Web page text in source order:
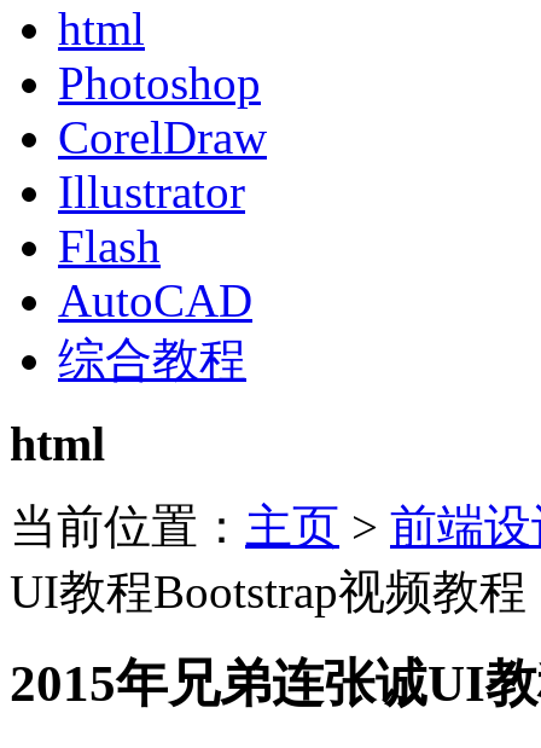
html
Photoshop
CorelDraw
Illustrator
Flash
AutoCAD
综合教程
html
当前位置： 主页 > 前端
UI教程Bootstrap视频教程
2015年兄弟连张诚UI